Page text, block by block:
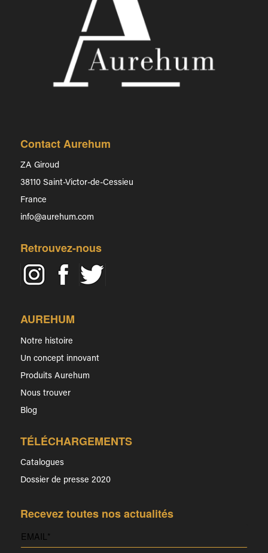
Contact Aurehum
ZA Giroud
38110 Saint-Victor-de-Cessieu
France
info@aurehum.com
Retrouvez-nous
AUREHUM
Notre histoire
Un concept innovant
Produits Aurehum
Nous trouver
Blog
TÉLÉCHARGEMENTS
Catalogues
Dossier de presse 2020
Recevez toutes nos actualités